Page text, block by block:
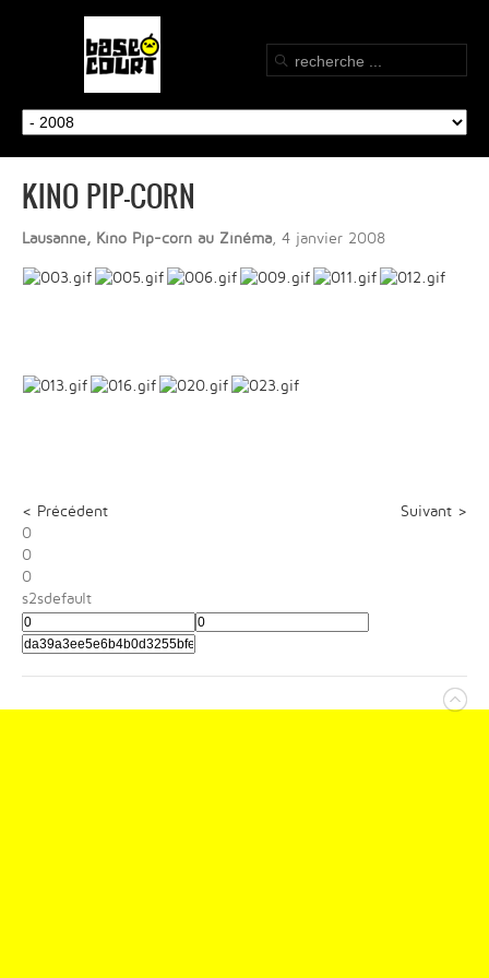
KINO PIP-CORN
Lausanne, Kino Pip-corn au Zinéma, 4 janvier 2008
< Précédent
Suivant >
0
0
0
s2sdefault